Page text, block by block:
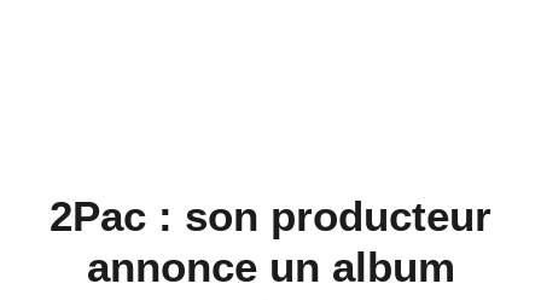
2Pac : son producteur
annonce un album